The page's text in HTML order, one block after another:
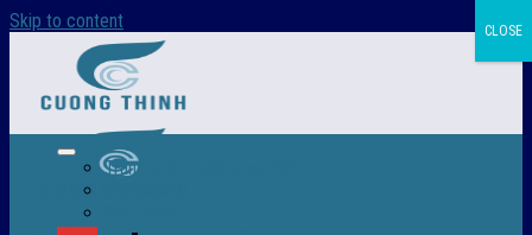
Skip to content
Trang chủ – Màng co POF
CLOSE